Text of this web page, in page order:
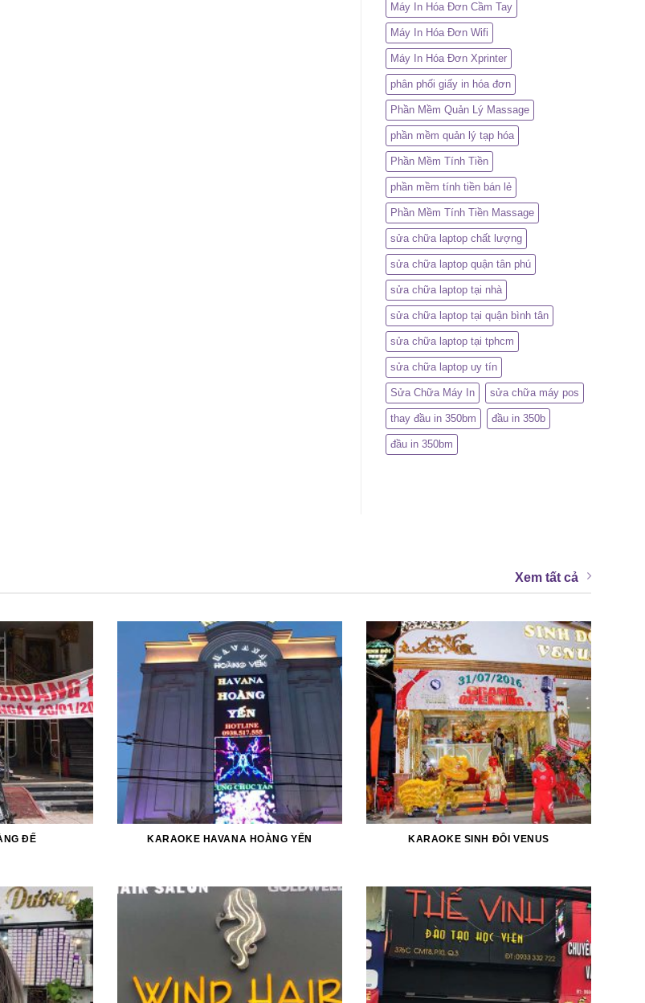
Máy In Hóa Đơn Cầm Tay
Máy In Hóa Đơn Wifi
Máy In Hóa Đơn Xprinter
phân phối giấy in hóa đơn
Phần Mềm Quản Lý Massage
phần mềm quản lý tạp hóa
Phần Mềm Tính Tiền
phần mềm tính tiền bán lẻ
Phần Mềm Tính Tiền Massage
sửa chữa laptop chất lượng
sửa chữa laptop quận tân phú
sửa chữa laptop tại nhà
sửa chữa laptop tại quận bình tân
sửa chữa laptop tại tphcm
sửa chữa laptop uy tín
Sửa Chữa Máy In sửa chữa máy pos
thay đầu in 350bm đầu in 350b
đầu in 350bm
Xem tất cả
ĐẾ KARAOKE HAVANA HOÀNG YẾN KARAOKE SINH ĐÔI VENUS